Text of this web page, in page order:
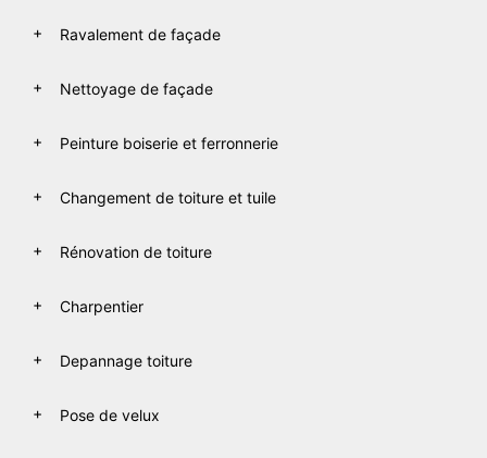
Ravalement de façade
Nettoyage de façade
Peinture boiserie et ferronnerie
Changement de toiture et tuile
Rénovation de toiture
Charpentier
Depannage toiture
Pose de velux